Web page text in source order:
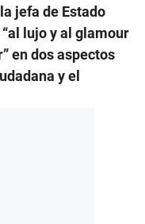
jefa de Estado
lujo y al glamour
en dos aspectos
y el